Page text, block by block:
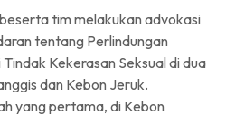
tim melakukan advokasi
tentang Perlindungan
Kekerasan Seksual di dua
dan Kebon Jeruk.
yang pertama, di Kebon